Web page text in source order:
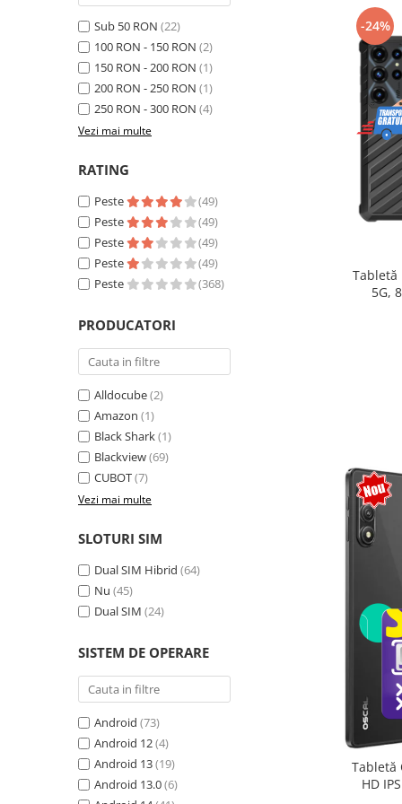
Telefoane mobile Realme
Telefoane mobile ZTE Nubia
Telefoane mobile ALTE BRANDURI
Tablete PC, mini PC si laptopuri
Tablete PC
Tablete pc cu proiector video
Laptop-uri
Monitoare pc
TV si Proiectoare Smart
Camere auto, home si sport
Camere auto DVR
Oglinzi auto smart cu camera
Camere Supraveghere
Mini Video Camera
Accesorii Camere Supraveghere
Casti Wireless
Casti cu Fir
Casti Profesionale
Ceasuri si Inele smart, bratari
Smartwatch
Ceasuri Smart pentru copii
Bratari Fitness
Accesorii Smartwatch
Trotinete electrice si accesorii
Sub 50 RON (22)
100 RON - 150 RON (2)
150 RON - 200 RON (1)
200 RON - 250 RON (1)
250 RON - 300 RON (4)
Vezi mai multe
RATING
Peste
(49)
Peste
(49)
Peste
(49)
Peste
(49)
Peste
(368)
PRODUCATORI
Alldocube(2)
Amazon (1)
Black Shark(1)
Blackview(69)
CUBOT(7)
Vezi mai multe
SLOTURI SIM
Dual SIM Hibrid (64)
Nu (45)
Dual SIM (24)
SISTEM DE OPERARE
Android (73)
Android 12(4)
Android 13(19)
Android 13.0(6)
-24%
Tabletă
5G,
Tabletă
HD